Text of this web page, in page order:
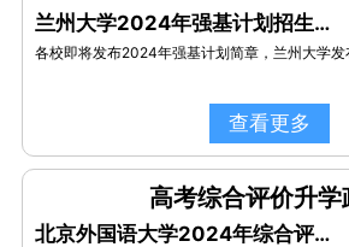
兰州大学2024年强基计划招生简章发布：获信息学奥赛全国决赛二等奖及以上奖项的学生可报名！
查看更多
高考综合评价升学
北京外国语大学2024年综合评价招生简章